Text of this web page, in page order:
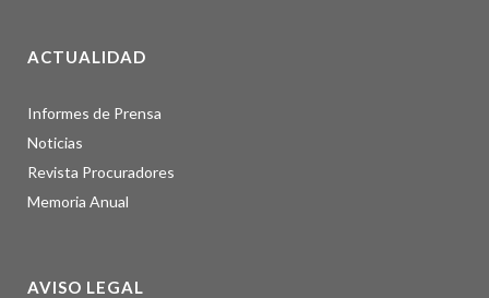
ACTUALIDAD
Informes de Prensa
Noticias
Revista Procuradores
Memoria Anual
AVISO LEGAL